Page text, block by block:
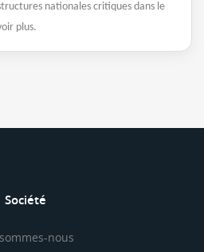
nationales critiques dans le
plus.
Société
nous